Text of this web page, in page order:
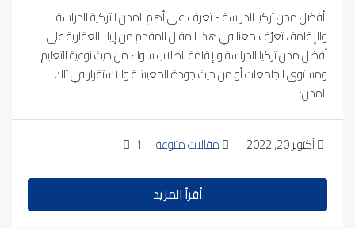
أفضل مدن تركيا للدراسة - تعرف على أهم المدن التركية للدراسة
والإقامة ، تعرّف معنا في هذا المقال المقدم من إيبلا العقارية على
أفضل مدن تركيا للدراسة ولإقامة الطلاب سواء من حيث نوعية التعليم
ومستوى الجامعات أو من حيث جودة المعيشة والاستقرار في تلك
المدن:
أكتوبر 20, 2022 مقالات متنوعة 1
أقرأ المزيد